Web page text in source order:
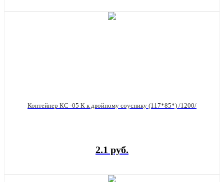
Контейнер КС -05 К к двойному соуснику (117*85*) /1200/
2.1 руб.